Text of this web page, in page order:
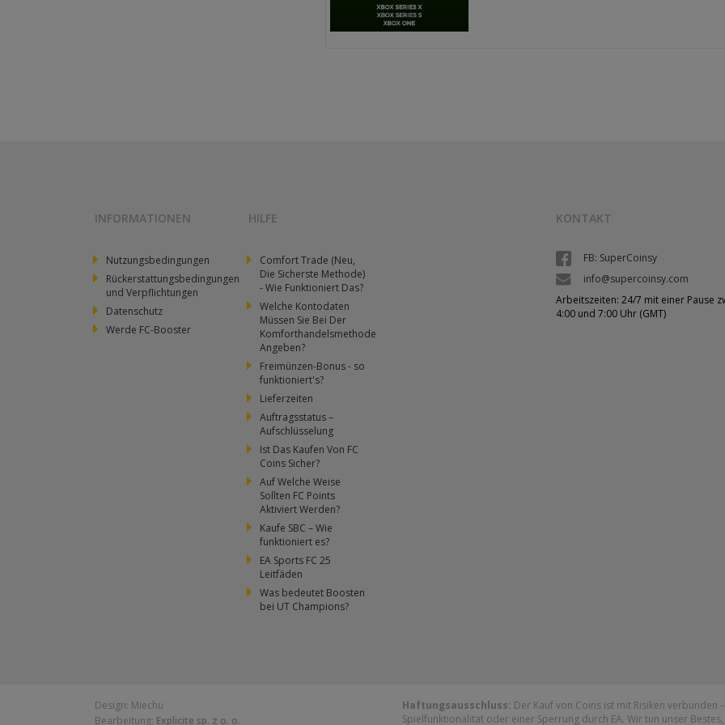
INFORMATIONEN
Nutzungsbedingungen
Rückerstattungsbedingungen
und Verpflichtungen
Datenschutz
Werde FC-Booster
HILFE
Comfort Trade (Neu,
Die Sicherste Methode)
- Wie Funktioniert Das?
Welche Kontodaten
Müssen Sie Bei Der
Komforthandelsmethode
Angeben?
Freimünzen-Bonus - so
funktioniert's?
Lieferzeiten
Auftragsstatus –
Aufschlüsselung
Ist Das Kaufen Von FC
Coins Sicher?
Auf Welche Weise
Sollten FC Points
Aktiviert Werden?
Kaufe SBC – Wie
funktioniert es?
EA Sports FC 25
Leitfäden
Was bedeutet Boosten
bei UT Champions?
KONTAKT
FB: SuperCoinsy
info@supercoinsy.com
Arbeitszeiten: 24/7 mit einer Pause
4:00 und 7:00 Uhr (GMT)
Design: Miechu
Bearbeitung: Explicite sp. z o. o.
Haftungsausschluss: Der Kauf von Coins ist mit Risiken verbunden
Spielfunktionalität oder einer Sperrung durch EA. Wir tun unser